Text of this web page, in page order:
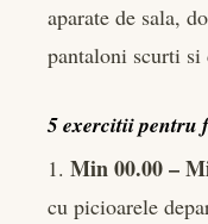
aparate de sala,
pantaloni scurti
5 exercitii pentru
1. Min 00.00 –
cu picioarele